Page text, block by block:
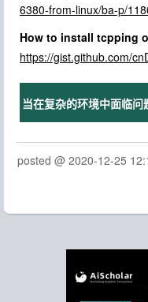
6380-from-linux/ba-p/
How to install tcpping
https://gist.github.com/
当在复杂的环境中面临
posted @ 2020-12-25